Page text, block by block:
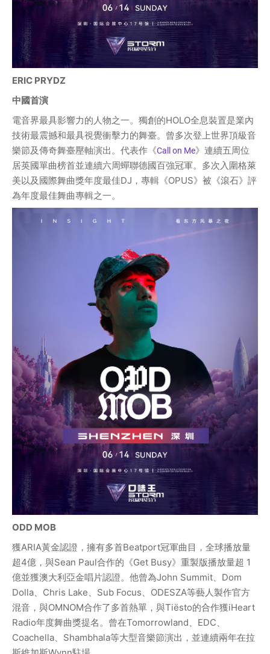
ERIC PRYDZ
中國首演
電音界最具影響力的人物之一。獨創的HOLO全息裝置是業內
技術最震撼和最具視覺衝擊力的舞臺。曾多次登上世界頂級音
樂節及傳奇舞臺壓軸演出。代表作《Call on Me》連續五周位
居英國單曲榜首並連續六周蟬聯德國百強冠軍。多次入圍格萊
美以及國際舞曲獎年度最佳DJ，專輯《OPUS》被《滾石》評
為年度最佳舞曲專輯之一。
ODD MOB
獲ARIA黃金認證，擁有多首Beatport冠軍曲目，全球播放量
超4億，與Sean Paul合作的《Get Busy》重製版播放量超 1
億並獲澳大利亞金唱片認證。他曾為John Summit、Dom
Dolla、Chris Lake、Sub Focus、ODESZA等藝人製作官方
混音，與OMNOM合作了多首熱單，與Tiësto的合作獲iHeart
Radio年度舞曲獎提名。曾在Tomorrowland、EDC、
Coachella、Shambhala等大型音樂節演出，並連續兩年在拉